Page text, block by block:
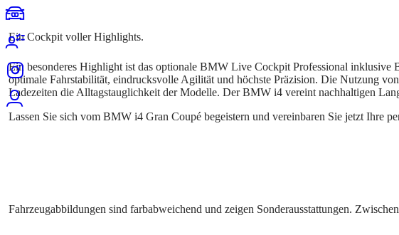
Ein besonderes Highlight ist das optionale BMW Live Cockpit Professional
optimale Fahrstabilität, eindrucksvolle Agilität und höchste Präzision. Die Nutzung
Ladezeiten die Alltagstauglichkeit der Modelle. Der BMW i4 vereint nachhaltigen
Lassen Sie sich vom BMW i4 Gran Coupé begeistern und vereinbaren Sie jetzt Ihre
Fahrzeugabbildungen sind farbabweichend und zeigen Sonderausstattungen.